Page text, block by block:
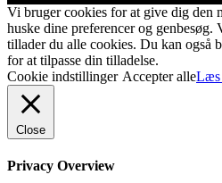
Vi bruger cookies for at give dig den
huske dine preferencer og
tillader du alle cookies. Du kan også
for at tilpasse din tilladelse.
Cookie indstillinger Accepter alleLæs
Close
Privacy Overview